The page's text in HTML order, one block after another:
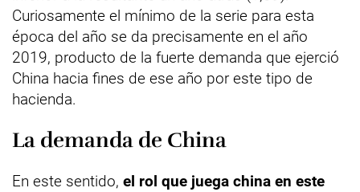
Curiosamente el mínimo de la serie para esta
época del año se da precisamente en el año
2019, producto de la fuerte demanda que ejerció
China hacia fines de ese año por este tipo de
hacienda.
La demanda de China
En este sentido, el rol que juega china en este